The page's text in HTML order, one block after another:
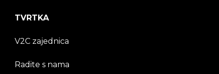
TVRTKA
V2C zajednica
Radite s nama